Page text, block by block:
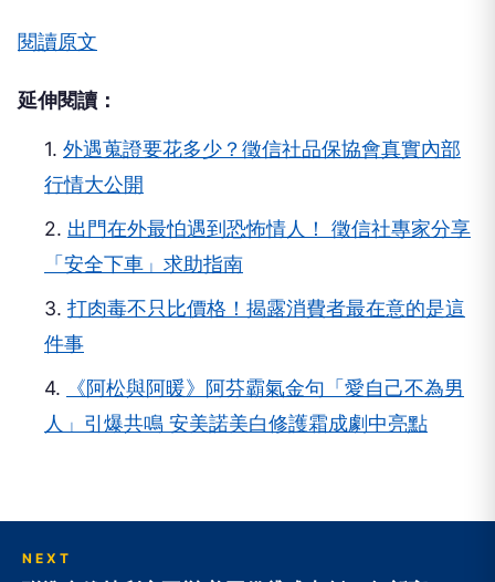
閱讀原文
延伸閱讀：
1. 外遇蒐證要花多少？徵信社品保協會真實內部
行情大公開
2. 出門在外最怕遇到恐怖情人！ 徵信社專家分享
「安全下車」求助指南
3. 打肉毒不只比價格！揭露消費者最在意的是這
件事
4.
《阿松與阿暖》阿芬霸氣金句「愛自己不為男
人」引爆共鳴 安美諾美白修護霜成劇中亮點
NEXT